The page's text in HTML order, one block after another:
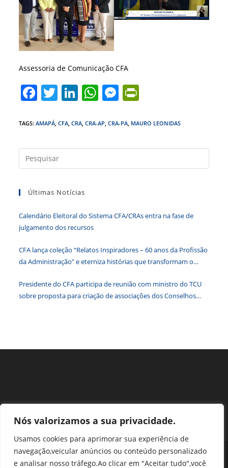
Nós valorizamos a sua privacidade.
Usamos cookies para aprimorar sua experiência de
navegação,veicular anúncios ou conteúdo personalizado
e analisar nosso tráfego.Ao clicar em "Aceitar tudo",você
Assessoria de Comunicação CFA
F
c
b
o
o
T
itt
Li
k
n
W
at
p
M
ss
g
tF
n
TAGS:AMAPÁ CFA CRA CRA-AP CRA-PA MAURO LEONIDAS
a
Últimas Notícias
Calendário Eleitoral do Sistema CFA/CRAs entra na fase de
julgamento dos recursos
CFA lança coleção “Relatos Inspiradores – 60 anos da Profissão
da Administração” e eterniza histórias que transformam o
Presidente do CFA participa de reunião com ministro do TCU
sobre proposta para criação de associações dos Conselhos
Perguntas Frequentes
Ouvidoria
Transparência e prestação de contas